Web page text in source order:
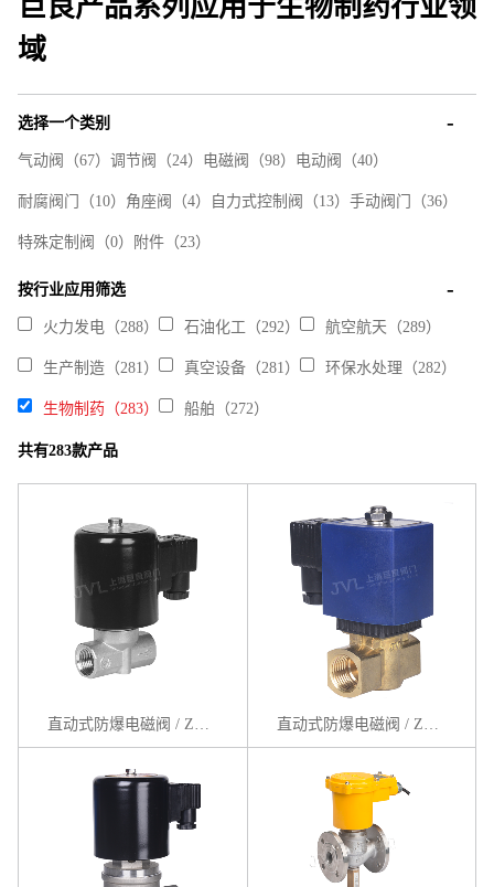
巨良产品系列应用于生物制药行业领
域
选择一个类别
气动阀 （67） 调节阀 （24） 电磁阀 （98） 电动阀 （40）
耐腐阀门 （10） 角座阀 （4） 自力式控制阀 （13） 手动阀门 （36）
特殊定制阀 （0） 附件 （23）
按行业应用筛选
火力发电（288） 石油化工（292） 航空航天（289）
生产制造（281） 真空设备（281） 环保水处理（282）
生物制药（283） 船舶（272）
共有283款产品